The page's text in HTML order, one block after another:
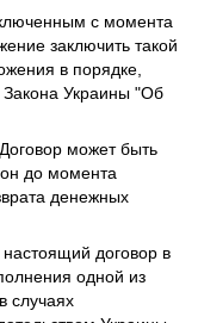
с момента
заключить такой
в порядке,
Закона Украины "Об
может быть
до момента
денежных
договор в
одной из
случаях